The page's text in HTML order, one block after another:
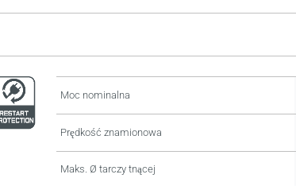
Moc nominalna
Prędkość znamionowa
Maks. Ø tarczy tnącej